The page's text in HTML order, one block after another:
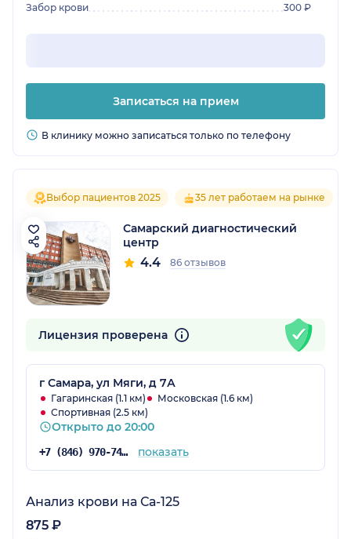
Забор крови
300 ₽
Записаться на прием
В клинику можно записаться только по телефону
Выбор пациентов 2025 35 лет работаем на рынке
Самарский диагностический
центр
4.4 86 отзывов
Лицензия проверена
г Самара, ул Мяги, д 7А
Гагаринская (1.1 км)
Московская (1.6 км)
Спортивная (2.5 км)
Открыто до 20:00
+7 (846) 970-74-29 показать
Анализ крови на Са-125
875 ₽